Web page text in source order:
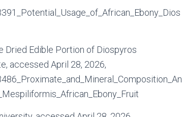
Dried Edible Portion of Diospyros
accessed April 28, 2026,